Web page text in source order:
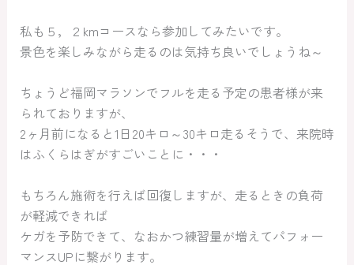
私も５，２kmコースなら参加してみたいです。
景色を楽しみながら走るのは気持ち良いでしょうね～
ちょうど福岡マラソンでフルを走る予定の患者様が来
られておりますが、
2ヶ月前になると1日20キロ～30キロ走るそうで、来院時
はふくらはぎがすごいことに・・・
もちろん施術を行えば回復しますが、走るときの負荷
が軽減できれば
ケガを予防できて、なおかつ練習量が増えてパフォー
マンスUPに繋がります。